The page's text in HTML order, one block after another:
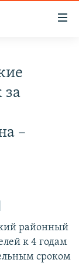
за
–
районный
к 4 годам
сроком